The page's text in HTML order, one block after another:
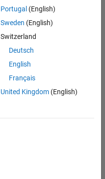
Portugal (English)
Sweden (English)
Switzerland
Deutsch
English
Français
United Kingdom(English)